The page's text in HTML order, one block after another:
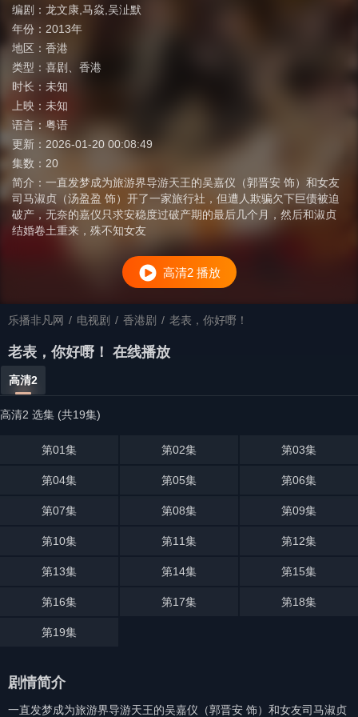
编剧： 龙文康,马焱,吴沚默
年份： 2013年
地区： 香港
类型： 喜剧
香港
时长： 未知
上映： 未知
语言： 粤语
更新： 2026-01-20 00:08:49
集数： 20
简介： 一直发梦成为旅游界导游天王的吴嘉仪（郭晋安 饰）和女友
司马淑贞（汤盈盈 饰）开了一家旅行社，但遭人欺骗欠下巨债被迫
破产，无奈的嘉仪只求安稳度过破产期的最后几个月，然后和淑贞
结婚卷土重来，殊不知女友
高清2 播放
乐播非凡网 / 电视剧 / 香港剧 / 老表，你好嘢！
老表，你好嘢！ 在线播放
高清2
高清2 选集 (共19集)
第01集 第02集 第03集
第04集 第05集 第06集
第07集 第08集 第09集
第10集 第11集 第12集
第13集 第14集 第15集
第16集 第17集 第18集
第19集
剧情简介
一直发梦成为旅游界导游天王的吴嘉仪（郭晋安 饰）和女友司马淑贞